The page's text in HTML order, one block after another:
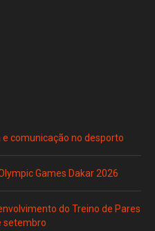
comunicação no desporto
Games Dakar 2026
do Treino de Pares
setembro